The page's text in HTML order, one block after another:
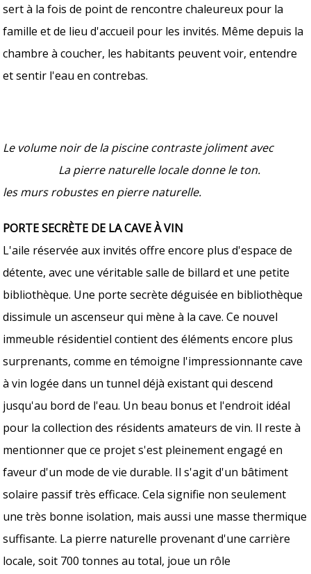
sert à la fois de point de rencontre chaleureux pour la
famille et de lieu d'accueil pour les invités. Même depuis la
chambre à coucher, les habitants peuvent voir, entendre
et sentir l'eau en contrebas.
Le volume noir de la piscine contraste joliment avec
La pierre naturelle locale donne le ton.
les murs robustes en pierre naturelle.​
PORTE SECRÈTE DE LA CAVE À VIN
L'aile réservée aux invités offre encore plus d'espace de
détente, avec une véritable salle de billard et une petite
bibliothèque. Une porte secrète déguisée en bibliothèque
dissimule un ascenseur qui mène à la cave. Ce nouvel
immeuble résidentiel contient des éléments encore plus
surprenants, comme en témoigne l'impressionnante cave
à vin logée dans un tunnel déjà existant qui descend
jusqu'au bord de l'eau. Un beau bonus et l'endroit idéal
pour la collection des résidents amateurs de vin. Il reste à
mentionner que ce projet s'est pleinement engagé en
faveur d'un mode de vie durable. Il s'agit d'un bâtiment
solaire passif très efficace. Cela signifie non seulement
une très bonne isolation, mais aussi une masse thermique
suffisante. La pierre naturelle provenant d'une carrière
locale, soit 700 tonnes au total, joue un rôle